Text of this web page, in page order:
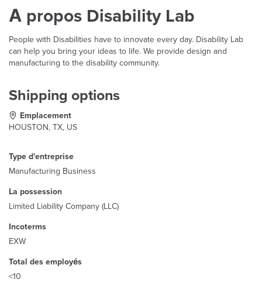
À propos Disability Lab
People with Disabilities have to innovate every day. Disability Lab
can help you bring your ideas to life. We provide design and
manufacturing to the disability community.
Shipping options
Emplacement
HOUSTON, TX, US
Type d'entreprise
Manufacturing Business
La possession
Limited Liability Company (LLC)
Incoterms
EXW
Total des employés
<10